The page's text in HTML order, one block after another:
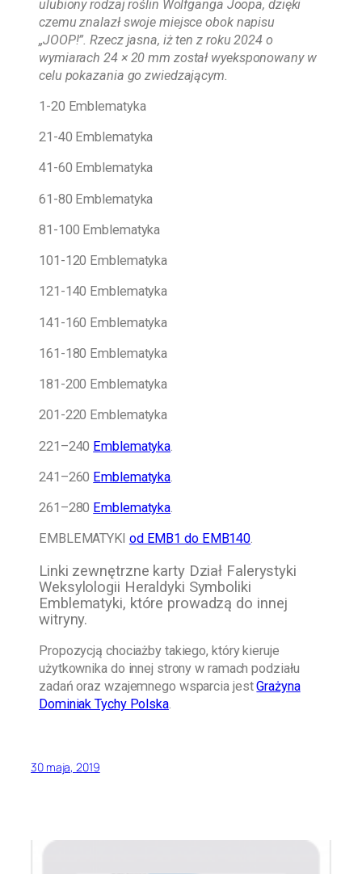
ulubiony rodzaj roślin Wolfganga Joopa, dzięki
czemu znalazł swoje miejsce obok napisu
„JOOP!”. Rzecz jasna, iż ten z roku 2024 o
wymiarach 24 × 20 mm został wyeksponowany w
celu pokazania go zwiedzającym.
1-20 Emblematyka
21-40 Emblematyka
41-60 Emblematyka
61-80 Emblematyka
81-100 Emblematyka
101-120 Emblematyka
121-140 Emblematyka
141-160 Emblematyka
161-180 Emblematyka
181-200 Emblematyka
201-220 Emblematyka
221–240 Emblematyka
241–260 Emblematyka.
261–280 Emblematyka.
EMBLEMATYKI od EMB1 do EMB140.
Linki zewnętrzne karty Dział Falerystyki
Weksylologii Heraldyki Symboliki
Emblematyki, które prowadzą do innej
witryny.
Propozycją chociażby takiego, który kieruje
użytkownika do innej strony w ramach podziału
zadań oraz wzajemnego wsparcia jestGrażyna
Dominiak Tychy Polska.
30 maja, 2019